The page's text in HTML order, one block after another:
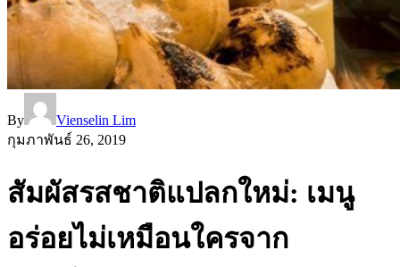
By
Vienselin Lim
กุมภาพันธ์ 26, 2019
สัมผัสรสชาติแปลกใหม่: เมนู
อร่อยไม่เหมือนใครจาก